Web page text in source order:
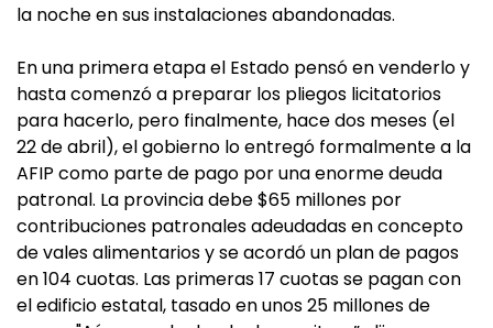
la noche en sus instalaciones abandonadas.
En una primera etapa el Estado pensó en venderlo y
hasta comenzó a preparar los pliegos licitatorios
para hacerlo, pero finalmente, hace dos meses (el
22 de abril), el gobierno lo entregó formalmente a la
AFIP como parte de pago por una enorme deuda
patronal. La provincia debe $65 millones por
contribuciones patronales adeudadas en concepto
de vales alimentarios y se acordó un plan de pagos
en 104 cuotas. Las primeras 17 cuotas se pagan con
el edificio estatal, tasado en unos 25 millones de